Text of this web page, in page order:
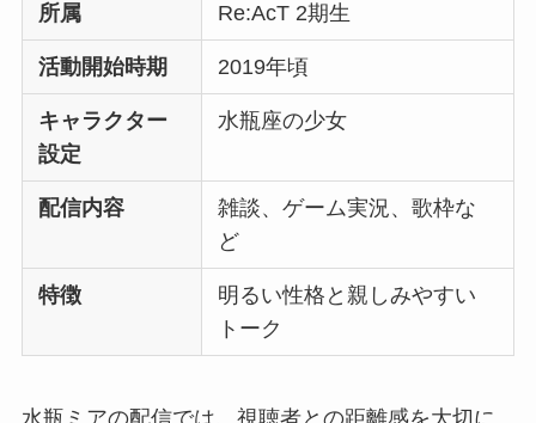
所属 Re:AcT 2期生
活動開始時期 2019年頃
キャラクター
設定
水瓶座の少女
配信内容
雑談、ゲーム実況、歌枠な
ど
特徴
明るい性格と親しみやすい
トーク
水瓶ミアの配信では、視聴者との距離感を大切に